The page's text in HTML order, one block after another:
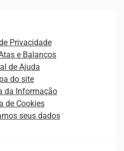
Privacidade
e Balanços
de Ajuda
do site
da Informação
de Cookies
seus dados